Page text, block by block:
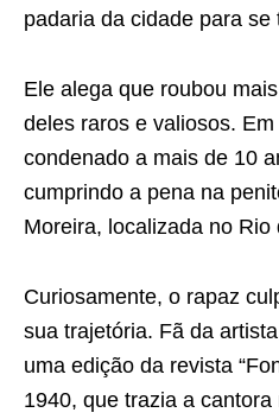
padaria da cidade para
Ele alega que roubou
deles raros e valiosos.
condenado a mais de 10
cumprindo a pena na
Moreira, localizada no Rio
Curiosamente, o rapaz
sua trajetória. Fã da
uma edição da revista
1940, que trazia a